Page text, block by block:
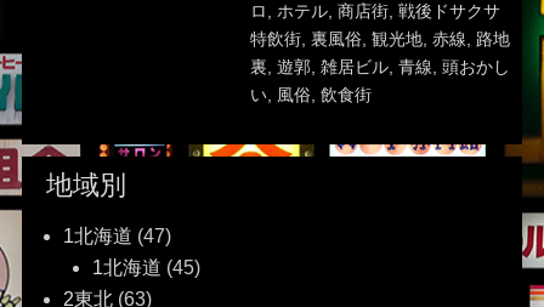
ロ
ホテル, 商店街, 戦後ドサクサ
特飲街, 裏風俗, 観光地, 赤線
路地
裏 遊郭, 雑居ビル, 青線 頭おかし
い, 風俗, 飲食街
地域別
1北海道 (47)
1北海道 (45)
2東北(63)